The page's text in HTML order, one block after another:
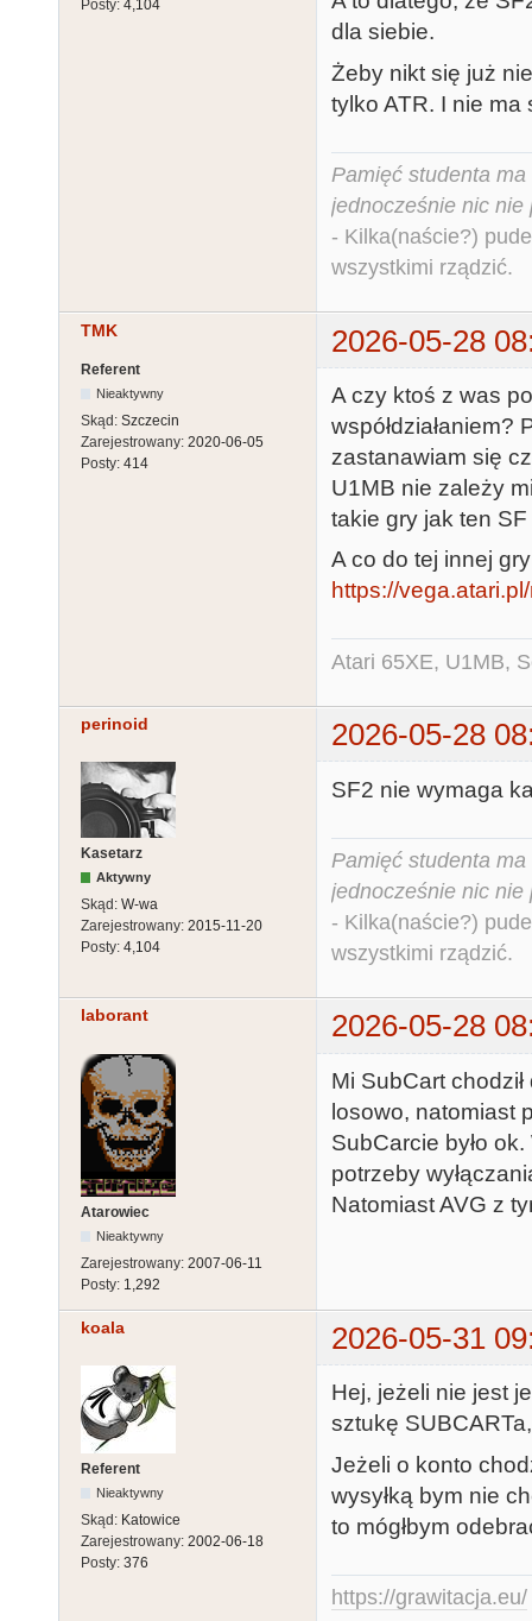
Posty: 4,104
dla siebie.
Żeby nikt się już
tylko ATR. I nie ma
Pamięć studenta
jednocześnie nic nie
- Kilka(naście?)
wszystkimi rządzić.
TMK 2026-05-28
Referent
Nieaktywny
Skąd: Szczecin
Zarejestrowany: 2020-06-05
Posty: 414
A czy ktoś z was
współdziałaniem?
zastanawiam się
U1MB nie zależy
takie gry jak ten
A co do tej innej
https://
Atari 65XE, U1MB,
perinoid 2026-05-28
Kasetarz
Aktywny
Skąd: W-wa
Zarejestrowany: 2015-11-20
Posty: 4,104
SF2 nie wymaga
Pamięć studenta
jednocześnie nic nie
- Kilka(naście?)
wszystkimi rządzić.
laborant 2026-05-28
Atarowiec
Nieaktywny
Zarejestrowany: 2007-06-11
Posty: 1,292
Mi SubCart
losowo, natomiast
SubCarcie było
potrzeby
Natomiast AVG z
koala 2026-05-31
Referent
Nieaktywny
Skąd: Katowice
Zarejestrowany: 2002-06-18
Posty: 376
Hej, jeżeli nie jest
sztukę
Jeżeli o konto
wysyłką bym nie
to mógłbym
https://grawitacja.eu/